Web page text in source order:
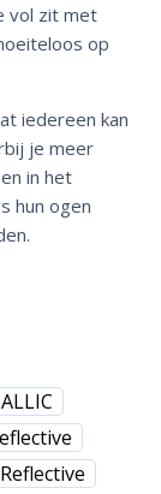
vol zit met
op
iedereen kan
je meer
in het
hun ogen